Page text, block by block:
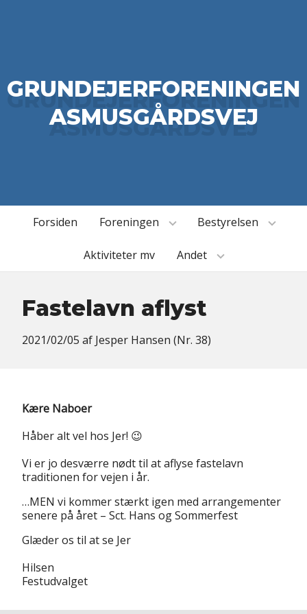
GRUNDEJERFORENINGEN
ASMUSGÅRDSVEJ
Forsiden Foreningen Bestyrelsen
Aktiviteter mv Andet
Fastelavn aflyst
2021/02/05 af Jesper Hansen (Nr. 38)
Kære Naboer
Håber alt vel hos Jer! 😉
Vi er jo desværre nødt til at aflyse fastelavn
traditionen for vejen i år.
…MEN vi kommer stærkt igen med arrangementer
senere på året – Sct. Hans og Sommerfest
Glæder os til at se Jer
Hilsen
Festudvalget